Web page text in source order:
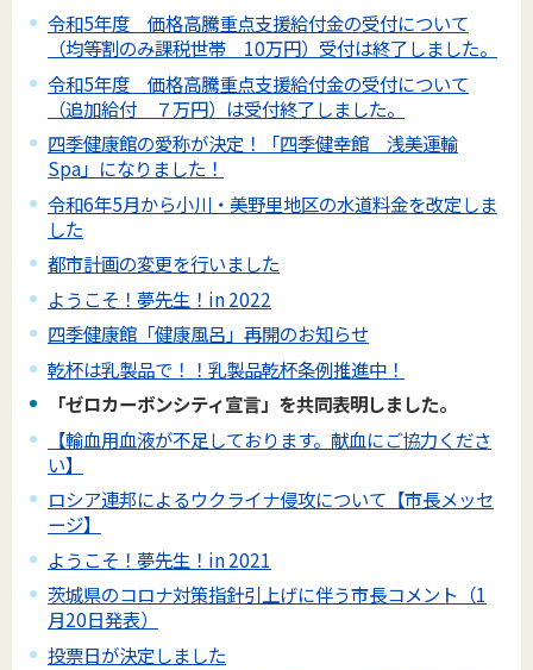
令和5年度 価格高騰重点支援給付金の受付について
（均等割のみ課税世帯 10万円）受付は終了しました。
令和5年度 価格高騰重点支援給付金の受付について
（追加給付 ７万円）は受付終了しました。
四季健康館の愛称が決定！「四季健幸館 浅美運輸
Spa」になりました！
令和6年5月から小川・美野里地区の水道料金を改定しま
した
都市計画の変更を行いました
ようこそ！夢先生！in 2022
四季健康館「健康風呂」再開のお知らせ
乾杯は乳製品で！！乳製品乾杯条例推進中！
「ゼロカーボンシティ宣言」を共同表明しました。
【輸血用血液が不足しております。献血にご協力くださ
い】
ロシア連邦によるウクライナ侵攻について【市長メッセ
ージ】
ようこそ！夢先生！in 2021
茨城県のコロナ対策指針引上げに伴う市長コメント（1
月20日発表）
投票日が決定しました